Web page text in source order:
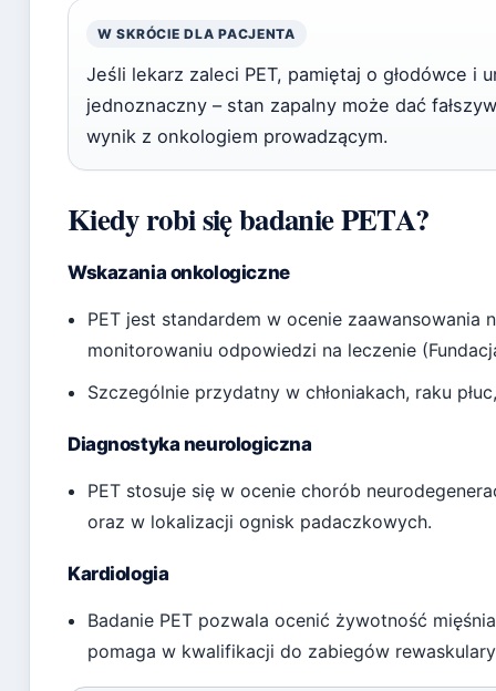
W SKRÓCIE DLA PACJENTA
Jeśli lekarz zaleci PET, pamiętaj o głodówce i
jednoznaczny – stan zapalny może dać
wynik z onkologiem prowadzącym.
Kiedy robi się badanie PETA?
Wskazania onkologiczne
PET jest standardem w ocenie
monitorowaniu odpowiedzi na leczenie
Szczególnie przydatny w chłoniakach, raku
Diagnostyka neurologiczna
PET stosuje się w ocenie chorób
oraz w lokalizacji ognisk padaczkowych.
Kardiologia
Badanie PET pozwala ocenić żywotność
pomaga w kwalifikacji do zabiegów